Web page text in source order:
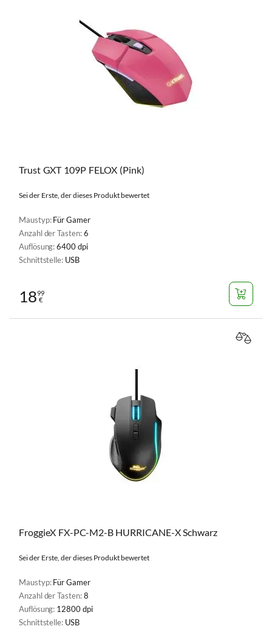
Trust GXT 109P FELOX (Pink)
Sei der Erste, der dieses Produkt bewertet
Maustyp:Für Gamer
Anzahl der Tasten:6
Auflösung:6400 dpi
Schnittstelle: USB
1899
€
FroggieX FX-PC-M2-B HURRICANE-X Schwarz
Sei der Erste, der dieses Produkt bewertet
Maustyp:Für Gamer
Anzahl der Tasten:8
Auflösung: 12800 dpi
Schnittstelle: USB